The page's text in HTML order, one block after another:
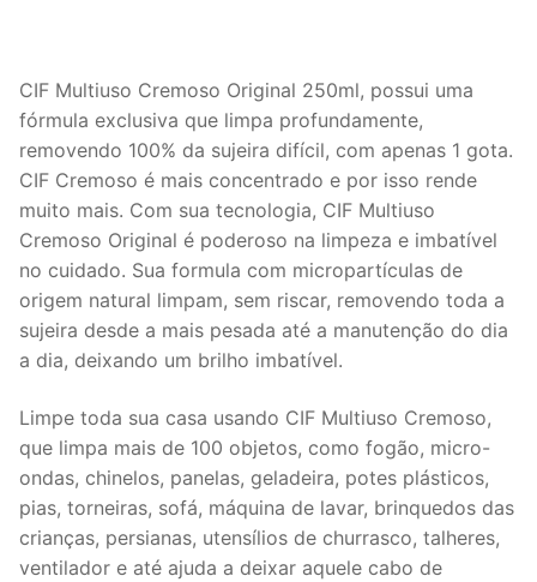
CIF Multiuso Cremoso Original 250ml, possui uma
fórmula exclusiva que limpa profundamente,
removendo 100% da sujeira difícil, com apenas 1 gota.
CIF Cremoso é mais concentrado e por isso rende
muito mais. Com sua tecnologia, CIF Multiuso
Cremoso Original é poderoso na limpeza e imbatível
no cuidado. Sua formula com micropartículas de
origem natural limpam, sem riscar, removendo toda a
sujeira desde a mais pesada até a manutenção do dia
a dia, deixando um brilho imbatível.
Limpe toda sua casa usando CIF Multiuso Cremoso,
que limpa mais de 100 objetos, como fogão, micro-
ondas, chinelos, panelas, geladeira, potes plásticos,
pias, torneiras, sofá, máquina de lavar, brinquedos das
crianças, persianas, utensílios de churrasco, talheres,
ventilador e até ajuda a deixar aquele cabo de